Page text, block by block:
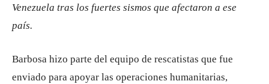
Venezuela tras los fuertes sismos que afectaron a ese
país.
Barbosa hizo parte del equipo de rescatistas que fue
enviado para apoyar las operaciones humanitarias,